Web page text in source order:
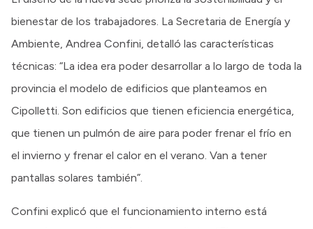
bienestar de los trabajadores. La Secretaria de Energía y
Ambiente, Andrea Confini, detalló las características
técnicas: “La idea era poder desarrollar a lo largo de toda la
provincia el modelo de edificios que planteamos en
Cipolletti. Son edificios que tienen eficiencia energética,
que tienen un pulmón de aire para poder frenar el frío en
el invierno y frenar el calor en el verano. Van a tener
pantallas solares también”.
Confini explicó que el funcionamiento interno está